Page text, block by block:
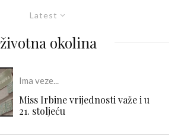
Latest
životna okolina
Ima veze...
Miss Irbine vrijednosti važe i u
21. stoljeću